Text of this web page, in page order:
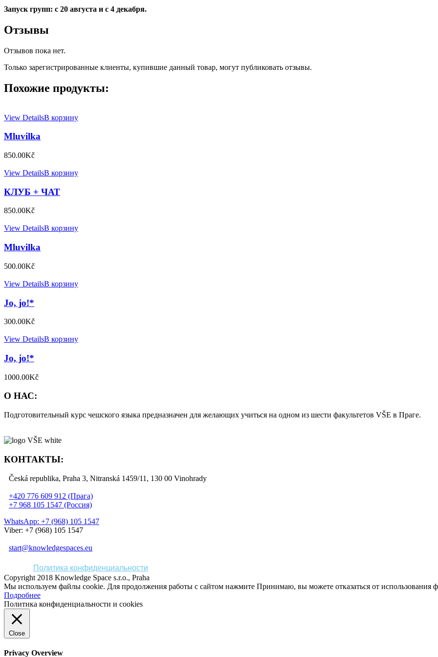
Запуск групп: с 20 августа и с 4 декабря.
Отзывы
Отзывов пока нет.
Только зарегистрированные клиенты, купившие данный товар, могут публиковать отзывы.
Похожие продукты:
View DetailsВ корзину
Mluvilka
850.00Kč
View DetailsВ корзину
КЛУБ + ЧАТ
850.00Kč
View DetailsВ корзину
Mluvilka
500.00Kč
View DetailsВ корзину
Jo, jo!*
300.00Kč
View DetailsВ корзину
Jo, jo!*
1000.00Kč
О НАС:
Подготовительный курс чешского языка предназначен для желающих учиться на одном из шести факультетов VŠE в Праге.
КОНТАКТЫ:
Česká republika, Praha 3, Nitranská 1459/11, 130 00 Vinohrady
+420 776 609 912 (Прага)
+7 968 105 1547 (Россия)
WhatsApp: +7 (968) 105 1547
Viber: +7 (968) 105 1547
start@knowledgespaces.eu
Политика конфиденциальности
Copyright 2018 Knowledge Space s.r.o., Praha
Мы используем файлы cookie. Для продолжения работы с сайтом нажмите Принимаю, вы можете отказаться от
Подробнее
Политика конфиденциальности и cookies
Close
Privacy Overview